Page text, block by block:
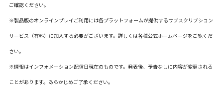
ご確認ください。
※製品版のオンラインプレイご利用には各プラットフォームが提供するサブスクリプション
サービス（有料）に加入する必要がございます。詳しくは各種公式ホームページをご覧くだ
さい。
※情報はインフォメーション配信日現在のものです。発表後、予告なしに内容が変更される
ことがあります。あらかじめご了承ください。